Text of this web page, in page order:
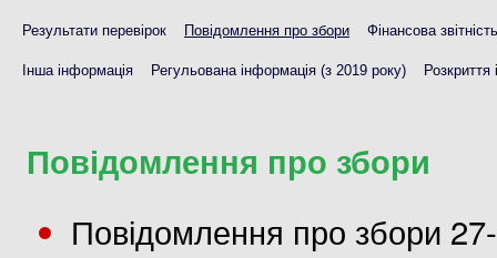
Результати перевірок Повідомлення про збори Фінансова
Інша інформація Регульована інформація (з 2019 року) Розкриття
Повідомлення про збори
Повідомлення про збори